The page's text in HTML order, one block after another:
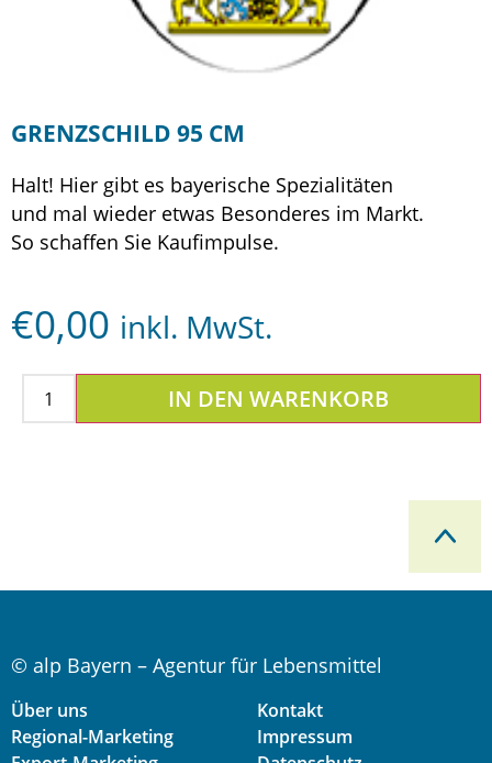
GRENZSCHILD 95 CM
Halt! Hier gibt es bayerische Spezialitäten
und mal wieder etwas Besonderes im Markt.
So schaffen Sie Kaufimpulse.
€0,00 inkl. MwSt.
IN DEN WARENKORB
© alp Bayern – Agentur für Lebensmittel
Über uns
Regional-Marketing
Kontakt
Impressum